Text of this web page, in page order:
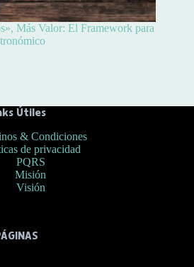
Más Valor: El Framework para
Útiles
& Condiciones
de privacidad
PQRS
Misión
Visión